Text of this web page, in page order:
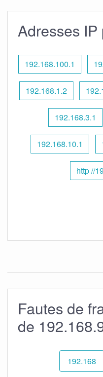
Adresses
192.168.100.1
192.168.1.2
192.168.3.1
192.168.10.1
http //
Fautes de
de
192.168